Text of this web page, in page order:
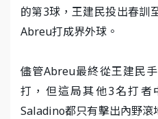
的第3球，王建民投出春訓
Abreu打成界外球。
儘管Abreu最終從王建民
打，但這局其他3名打
Saladino都只有擊出內野